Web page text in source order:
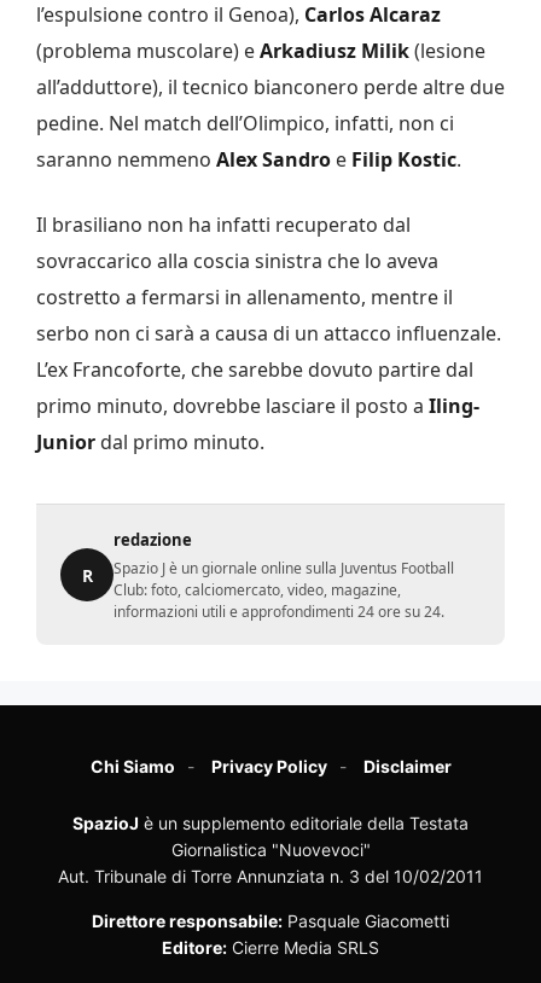
l’espulsione contro il Genoa), Carlos Alcaraz
(problema muscolare) eArkadiusz Milik(lesione
all’adduttore), il tecnico bianconero perde altre due
pedine. Nel match dell’Olimpico, infatti, non ci
saranno nemmeno Alex Sandro e Filip Kostic.
Il brasiliano non ha infatti recuperato dal
sovraccarico alla coscia sinistra che lo aveva
costretto a fermarsi in allenamento, mentre il
serbo non ci sarà a causa di un attacco influenzale.
L’ex Francoforte, che sarebbe dovuto partire dal
primo minuto, dovrebbe lasciare il posto a Iling-
Junior dal primo minuto.
R
redazione
Spazio J è un giornale online sulla Juventus Football
Club: foto, calciomercato, video, magazine,
informazioni utili e approfondimenti 24 ore su 24.
Chi Siamo Privacy Policy Disclaimer
SpazioJ è un supplemento editoriale della Testata
Giornalistica "Nuovevoci"
Aut. Tribunale di Torre Annunziata n. 3 del 10/02/2011
Direttore responsabile: Pasquale Giacometti
Editore: Cierre Media SRLS